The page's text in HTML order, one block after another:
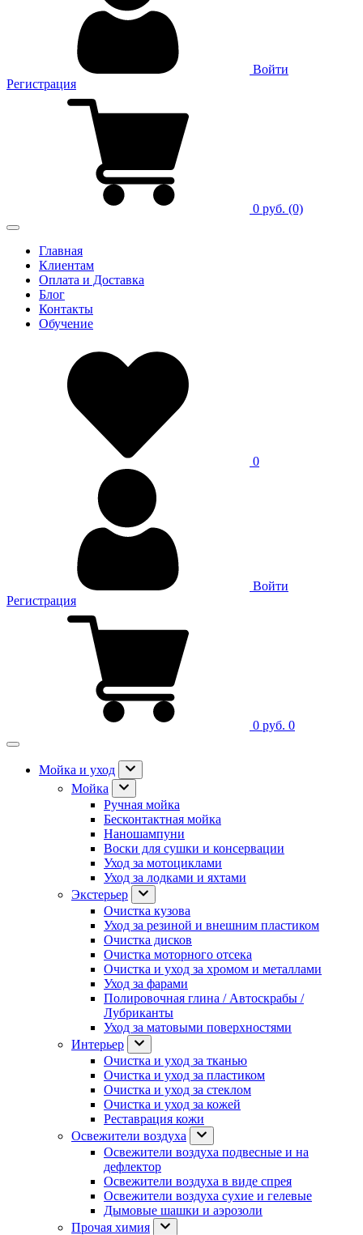
Войти
Регистрация
0 руб. (0)
Главная
Клиентам
Оплата и Доставка
Блог
Контакты
Обучение
0
Войти
Регистрация
0 руб. 0
Мойка и уход
Мойка
Ручная мойка
Бесконтактная мойка
Наношампуни
Воски для сушки и консервации
Уход за мотоциклами
Уход за лодками и яхтами
Экстерьер
Очистка кузова
Уход за резиной и внешним пластиком
Очистка дисков
Очистка моторного отсека
Очистка и уход за хромом и металлами
Уход за фарами
Полировочная глина / Автоскрабы /
Лубриканты
Уход за матовыми поверхностями
Интерьер
Очистка и уход за тканью
Очистка и уход за пластиком
Очистка и уход за стеклом
Очистка и уход за кожей
Реставрация кожи
Освежители воздуха
Освежители воздуха подвесные и на
дефлектор
Освежители воздуха в виде спрея
Освежители воздуха сухие и гелевые
Дымовые шашки и аэрозоли
Прочая химия